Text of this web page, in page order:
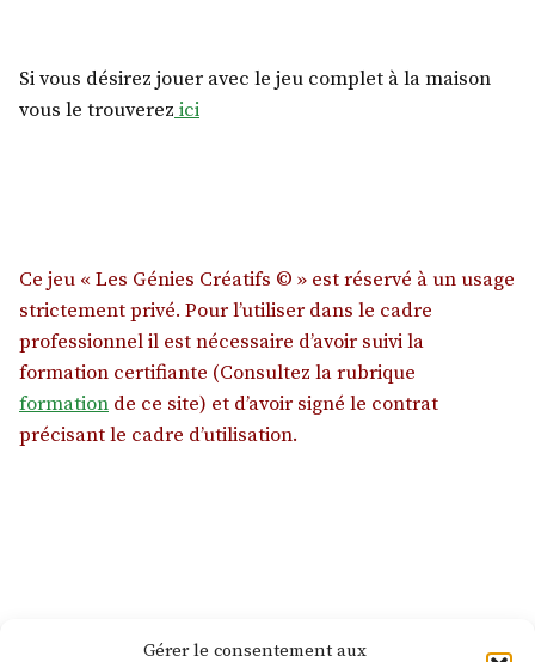
Gérer le consentement aux
Si vous désirez jouer avec le jeu complet à la maison
vous le trouverez ici
Ce jeu « Les Génies Créatifs © » est réservé à un usage
strictement privé. Pour l’utiliser dans le cadre
professionnel il est nécessaire d’avoir suivi la
formation certifiante (Consultez la rubrique
formation de ce site) et d’avoir signé le contrat
précisant le cadre d’utilisation.